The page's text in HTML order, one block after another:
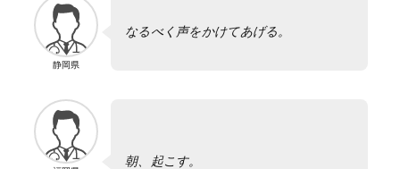
静岡県
なるべく声をかけてあげる。
朝、起こす。